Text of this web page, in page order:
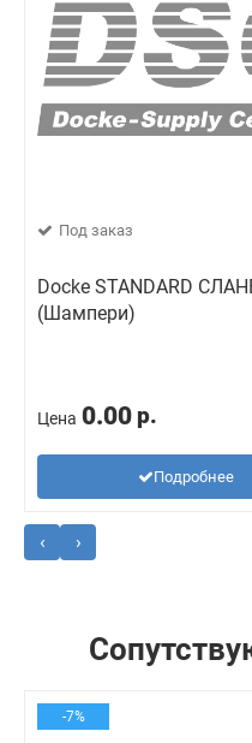
Под заказ
Docke STANDARD
(Шампери)
Цена 0.00 р.
Подробнее
‹ ›
-7%